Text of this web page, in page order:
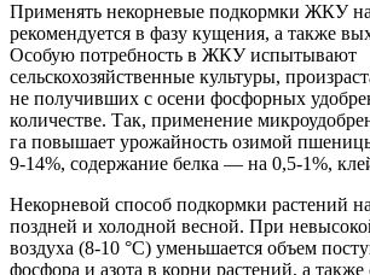
Применять некорневые подкормки ЖКУ
рекомендуется в фазу кущения, а также
Особую потребность в ЖКУ испытывают
сельскохозяйственные культуры,
не получивших с осени фосфорных
количестве. Так, применение
га повышает урожайность озимой
9-14%, содержание белка — на 0,5-1%,
Некорневой способ подкормки растений
поздней и холодной весной. При
воздуха (8-10 °С) уменьшается объем
фосфора и азота в корни растений, а также